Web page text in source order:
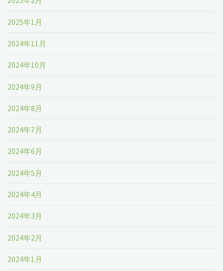
2025年1月
2024年11月
2024年10月
2024年9月
2024年8月
2024年7月
2024年6月
2024年5月
2024年4月
2024年3月
2024年2月
2024年1月